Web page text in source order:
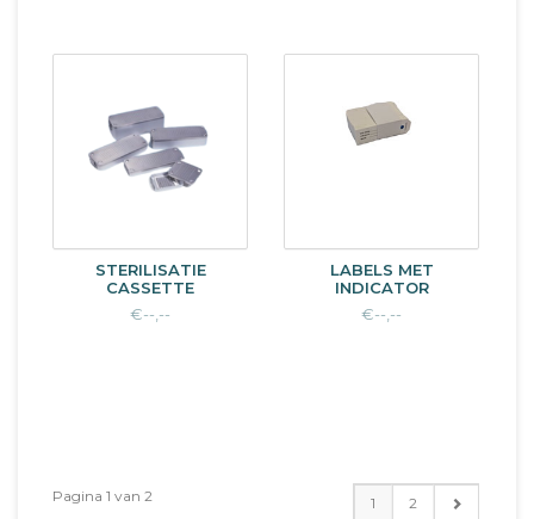
STERILISATIE
CASSETTE
€--,--
LABELS MET
INDICATOR
€--,--
Pagina 1 van 2 1 2